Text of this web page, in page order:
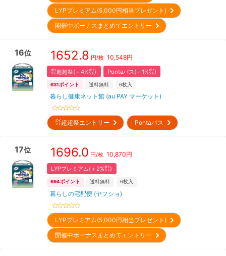
LYPプレミアム(5,000円相当プレゼント)
開催中ボーナスまとめてエントリー
16位 1652.8 円/枚 10,548円
㌽超超祭(＋4%㌽) Pontaパス(＋1%㌽)
631ポイント 送料無料 6枚入
暮らし健康ネット館 (au PAY マーケット)
㌽超超祭エントリー Pontaパス
17位 1696.0 円/枚 10,870円
LYPプレミアム(＋2%㌽)
694ポイント 送料無料 6枚入
暮らしの宅配便 (ヤフショ)
LYPプレミアム(5,000円相当プレゼント)
開催中ボーナスまとめてエントリー